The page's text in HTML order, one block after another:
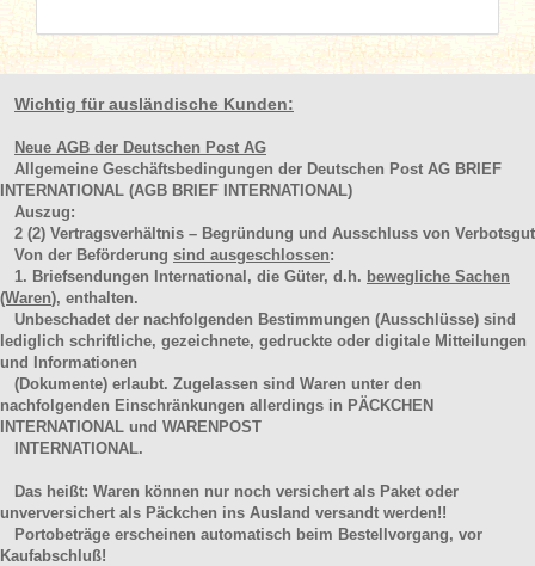
Wichtig für ausländische Kunden:
Neue AGB der Deutschen Post AG
Allgemeine Geschäftsbedingungen der Deutschen Post AG BRIEF
INTERNATIONAL (AGB BRIEF INTERNATIONAL)
Auszug:
2 (2) Vertragsverhältnis – Begründung und Ausschluss von Verbotsgut
Von der Beförderung sind ausgeschlossen:
1. Briefsendungen International, die Güter, d.h. bewegliche Sachen
(Waren), enthalten.
Unbeschadet der nachfolgenden Bestimmungen (Ausschlüsse) sind
lediglich schriftliche, gezeichnete, gedruckte oder digitale Mitteilungen
und Informationen
(Dokumente) erlaubt. Zugelassen sind Waren unter den
nachfolgenden Einschränkungen allerdings in PÄCKCHEN
INTERNATIONAL und WARENPOST
INTERNATIONAL.
Das heißt: Waren können nur noch versichert als Paket oder
unverversichert als Päckchen ins Ausland versandt werden!!
Portobeträge erscheinen automatisch beim Bestellvorgang, vor
Kaufabschluß!